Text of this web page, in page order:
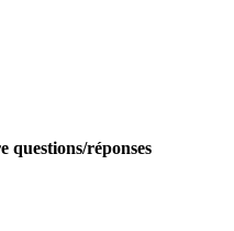
questions/réponses